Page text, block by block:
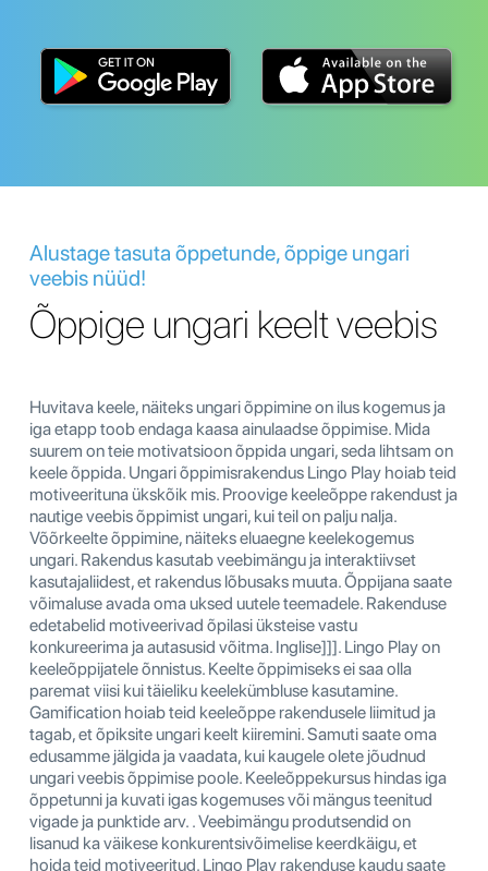
Alustage tasuta õppetunde, õppige ungari
veebis nüüd!
Õppige ungari keelt veebis
Huvitava keele, näiteks ungari õppimine on ilus kogemus ja
iga etapp toob endaga kaasa ainulaadse õppimise. Mida
suurem on teie motivatsioon õppida ungari, seda lihtsam on
keele õppida. Ungari õppimisrakendus Lingo Play hoiab teid
motiveerituna ükskõik mis. Proovige keeleõppe rakendust ja
nautige veebis õppimist ungari, kui teil on palju nalja.
Võõrkeelte õppimine, näiteks eluaegne keelekogemus
ungari. Rakendus kasutab veebimängu ja interaktiivset
kasutajaliidest, et rakendus lõbusaks muuta. Õppijana saate
võimaluse avada oma uksed uutele teemadele. Rakenduse
edetabelid motiveerivad õpilasi üksteise vastu
konkureerima ja autasusid võitma. Inglise]]]. Lingo Play on
keeleõppijatele õnnistus. Keelte õppimiseks ei saa olla
paremat viisi kui täieliku keelekümbluse kasutamine.
Gamification hoiab teid keeleõppe rakendusele liimitud ja
tagab, et õpiksite ungari keelt kiiremini. Samuti saate oma
edusamme jälgida ja vaadata, kui kaugele olete jõudnud
ungari veebis õppimise poole. Keeleõppekursus hindas iga
õppetunni ja kuvati igas kogemuses või mängus teenitud
vigade ja punktide arv. . Veebimängu produtsendid on
lisanud ka väikese konkurentsivõimelise keerdkäigu, et
hoida teid motiveeritud. Lingo Play rakenduse kaudu saate